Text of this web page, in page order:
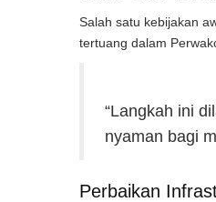
Salah satu kebijakan
tertuang dalam
“Langkah ini
nyaman bagi
Perbaikan